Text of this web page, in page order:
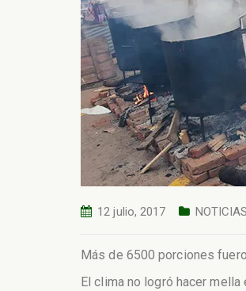
12 julio, 2017 NOTICIAS
Más de 6500 porciones
El clima no logró hacer